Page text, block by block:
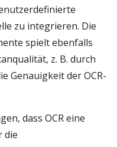
zu integrieren. Die
spielt ebenfalls
z. B. durch
Genauigkeit der OCR-
dass OCR eine
die